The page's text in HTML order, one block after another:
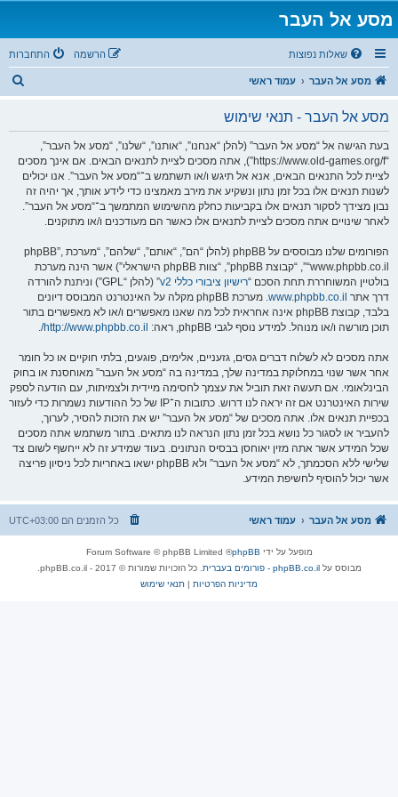
מסע אל העבר
שאלות נפוצות התחברות הרשמה
מסע אל העבר עמוד ראשי
מסע אל העבר - תנאי שימוש
בעת הגישה אל “מסע אל העבר” (להלן “אנחנו”, “אותנו”, “שלנו”, “מסע אל העבר”,
“https://www.old-games.org/f”), אתה מסכים לציית לתנאים הבאים. אם אינך מסכים
לציית לכל התנאים הבאים, אנא אל תיגש ו/או תשתמש ב־“מסע אל העבר”. אנו יכולים
לשנות תנאים אלו בכל זמן נתון ונשקיע את מירב מאמצינו כדי לידע אותך, אך יהיה זה
נבון מצידך לסקור תנאים אלו בקביעות כחלק מהשימוש המתמשך ב־“מסע אל העבר”.
לאחר שינויים אתה מסכים לציית לתנאים אלו כאשר הם מעודכנים ו/או מתוקנים.
הפורומים שלנו מבוססים על phpBB (להלן “הם”, “אותם”, “שלהם”, “מערכת phpBB”,
“www.phpbb.co.il”, “קבוצת phpBB”, “צוות phpBB הישראלי”) אשר הינה מערכת
בולטיין המשוחררת תחת הסכם “רישיון ציבורי כללי v2
” (להלן “GPL”) וניתנת להורדה
דרך אתר www.phpbb.co.il
. מערכת phpBB מקלה על האינטרנט המבוסס דיונים
בלבד, קבוצת phpBB אינה אחראית לכל מה שאנו מאפשרים ו/או לא מאפשרים בתור
תוכן מורשה ו/או מנוהל. למידע נוסף לגבי phpBB, ראה:
http://www.phpbb.co.il/
.
אתה מסכים לא לשלוח דברים גסים, גזעניים, אלימים, פוגעים, בלתי חוקיים או כל חומר
אחר אשר שנוי במחלוקת במדינה שלך, במדינה בה “מסע אל העבר” מאוחסנת או בחוק
הבינלאומי. אם תעשה זאת תוביל את עצמך לחסימה מיידית ולצמיתות, עם הודעה לספק
שירות האינטרנט אם זה יראה לנו דרוש. כתובות ה־IP של כל ההודעות נשמרות כדי לעזור
בכפיית תנאים אלו. אתה מסכים של “מסע אל העבר” יש את הזכות להסיר, לערוך,
להעביר או לסגור כל נושא בכל זמן נתון הנראה לנו מתאים. בתור משתמש אתה מסכים
שכל המידע אשר אתה מזין יאוחסן בבסיס הנתונים. בעוד שמידע זה לא ייחשף לשום צד
שלישי ללא הסכמתך, לא “מסע אל העבר” ולא phpBB ישאו באחריות לכל ניסיון פריצה
אשר יכול להוסיף לחשיפת המידע.
מסע אל העבר עמוד ראשי כל הזמנים הם UTC+03:00
מופעל על ידי phpBB
® Forum Software © phpBB Limited
מבוסס עלphpBB.co.il - פורומים בעברית
. כל הזכויות שמורות © 2017 - phpBB.co.il.
מדיניות הפרטיות | תנאי שימוש